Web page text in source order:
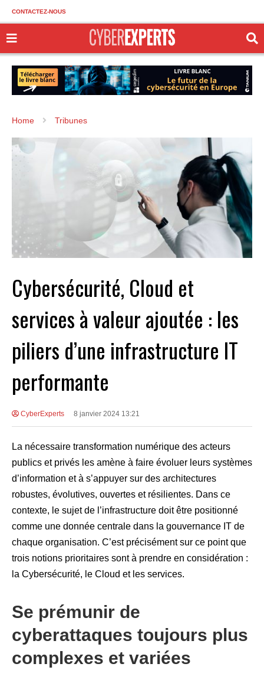
CONTACTEZ-NOUS
Home Tribunes
Cybersécurité, Cloud et
services à valeur ajoutée : les
piliers d’une infrastructure IT
performante
CyberExperts 8 janvier 2024 13:21
La nécessaire transformation numérique des acteurs
publics et privés les amène à faire évoluer leurs systèmes
d’information et à s’appuyer sur des architectures
robustes, évolutives, ouvertes et résilientes. Dans ce
contexte, le sujet de l’infrastructure doit être positionné
comme une donnée centrale dans la gouvernance IT de
chaque organisation. C’est précisément sur ce point que
trois notions prioritaires sont à prendre en considération :
la Cybersécurité, le Cloud et les services.
Se prémunir de
cyberattaques toujours plus
complexes et variées